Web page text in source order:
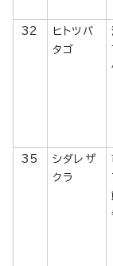
32
ヒトツバ
タゴ
35
シダレザ
クラ